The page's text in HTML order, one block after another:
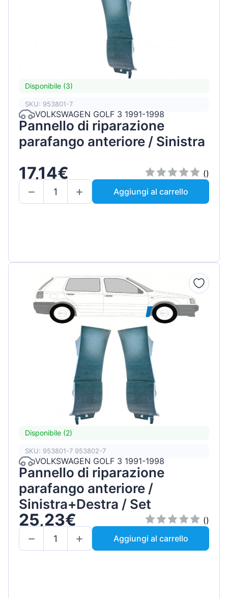
Disponibile (3)
SKU: 953801-7
VOLKSWAGEN GOLF 3 1991-1998
Pannello di riparazione
parafango anteriore / Sinistra
17,14€
()
Aggiungi al carrello
Disponibile (2)
SKU: 953801-7 953802-7
VOLKSWAGEN GOLF 3 1991-1998
Pannello di riparazione
parafango anteriore /
Sinistra+Destra / Set
25,23€
()
Aggiungi al carrello